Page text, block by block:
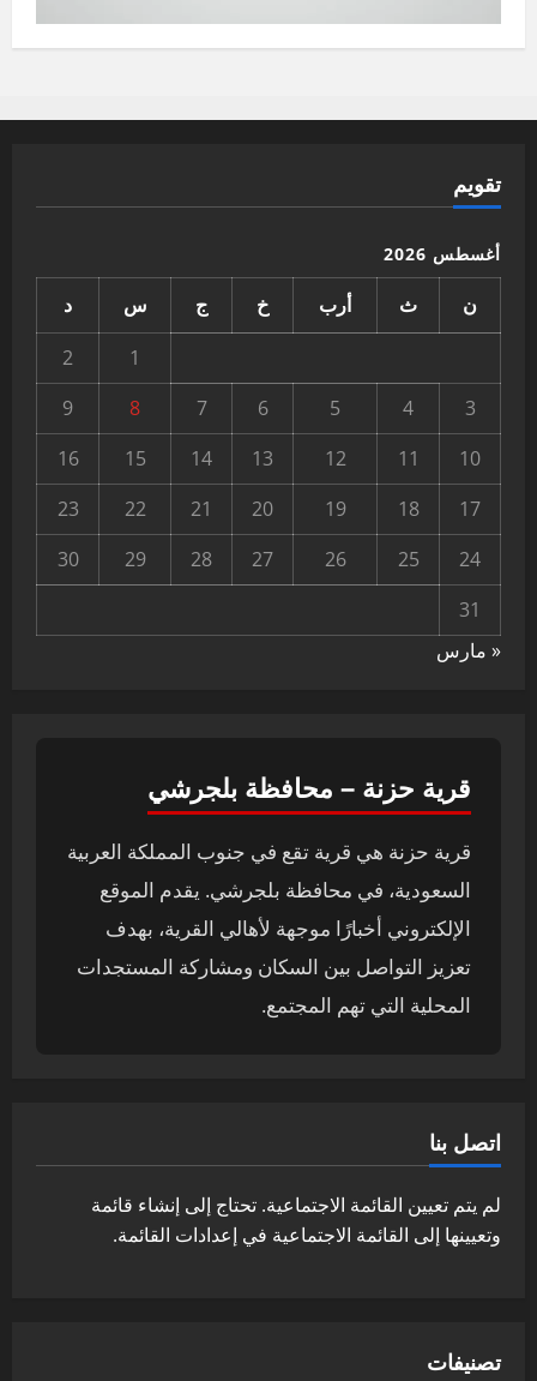
تقويم
أغسطس 2026
ن ث أرب خ ج س
د
1
2
3
4
5
6
7
8
9
10
11
12
13
14
15
16
17
18
19
20
21
22
23
24
25
26
27
28
29
30
31
« مارس
قرية حزنة – محافظة بلجرشي
قرية حزنة هي قرية تقع في جنوب المملكة العربية
السعودية، في محافظة بلجرشي. يقدم الموقع
الإلكتروني أخبارًا موجهة لأهالي القرية، بهدف
تعزيز التواصل بين السكان ومشاركة المستجدات
المحلية التي تهم المجتمع.
اتصل بنا
لم يتم تعيين القائمة الاجتماعية. تحتاج إلى إنشاء قائمة
وتعيينها إلى القائمة الاجتماعية في إعدادات القائمة.
تصنيفات